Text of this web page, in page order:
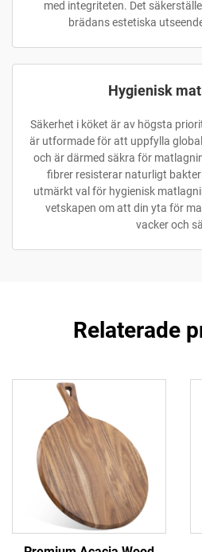
med integriteten. Det
brädans estetiska
Hygienisk
Säkerhet i köket är av högsta
är utformade för att uppfylla
och är därmed säkra för
fibrer resisterar naturligt
utmärkt val för hygienisk
vetskapen om att din yta för
vacker och
Relaterade